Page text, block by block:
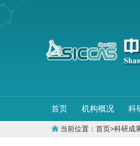
首页 机构概况 科
当前位置： 首页>科研成